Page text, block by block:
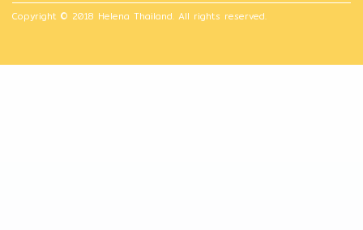
Copyright © 2018 Helena Thailand. All rights reserved.